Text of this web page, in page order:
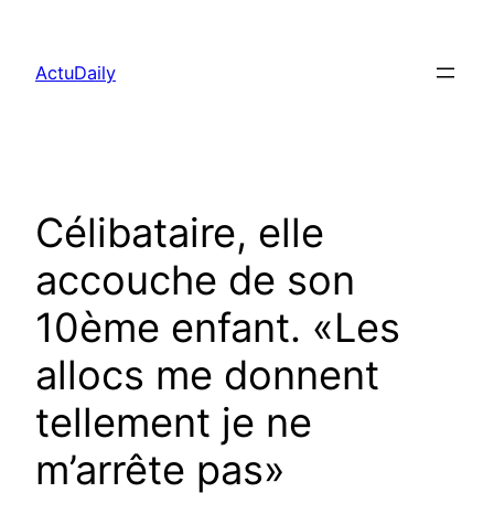
contenu
ActuDaily
Célibataire, elle
accouche de son
10ème enfant. «Les
allocs me donnent
tellement je ne
m’arrête pas»